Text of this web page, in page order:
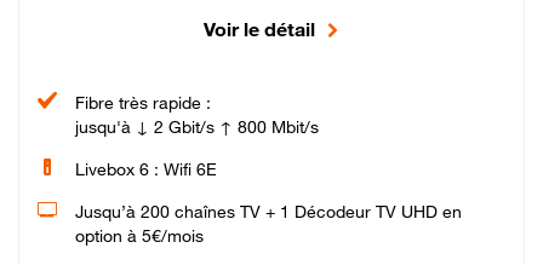
Voir le détail
Fibre très rapide :
jusqu'à ↓ 2 Gbit/s ↑ 800 Mbit/s
Livebox 6 : Wifi 6E
Jusqu’à 200 chaînes TV + 1 Décodeur TV UHD en
option à 5€/mois